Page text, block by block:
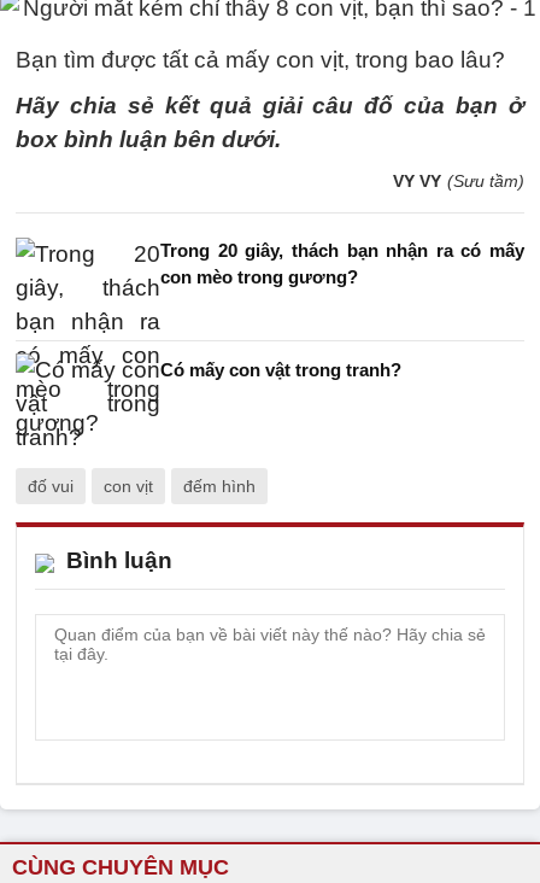
Bạn tìm được tất cả mấy con vịt, trong bao lâu?
Hãy chia sẻ kết quả giải câu đố của bạn ở
box bình luận bên dưới.
VY VY (Sưu tầm)
Trong 20 giây, thách bạn nhận ra có mấy
con mèo trong gương?
Có mấy con vật trong tranh?
đố vui con vịt đếm hình
Bình luận
CÙNG CHUYÊN MỤC